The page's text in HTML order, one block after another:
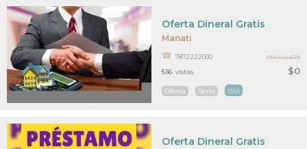
Manati
$0
Oferta Dineral Gratis
7872222000
Oferta Serio MAS
516 vistas
PR44444618
Oferta Dineral Gratis